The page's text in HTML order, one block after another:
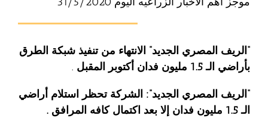
“الريف المصري الجديد” الانتهاء من تنفيذ شبكة الطرق
بأراضي الـ 1.5 مليون فدان أكتوبر المقبل
.
“الريف المصري الجديد”: الشركة تحظر استلام أراضي
الـ 1.5 مليون فدان إلا بعد اكتمال كافه المرافق .